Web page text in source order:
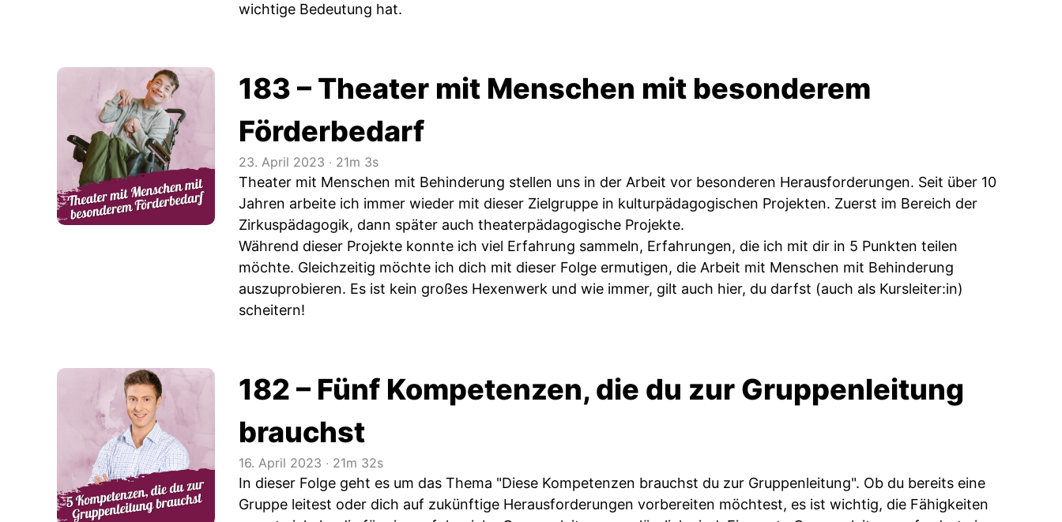
wichtige Bedeutung hat.
183 – Theater mit Menschen mit besonderem
Förderbedarf
23. April 2023 ‧ 21m 3s
Theater mit Menschen mit Behinderung stellen uns in der Arbeit vor besonderen Herausforderungen. Seit über 10
Jahren arbeite ich immer wieder mit dieser Zielgruppe in kulturpädagogischen Projekten. Zuerst im Bereich der
Zirkuspädagogik, dann später auch theaterpädagogische Projekte.
Während dieser Projekte konnte ich viel Erfahrung sammeln, Erfahrungen, die ich mit dir in 5 Punkten teilen
möchte. Gleichzeitig möchte ich dich mit dieser Folge ermutigen, die Arbeit mit Menschen mit Behinderung
auszuprobieren. Es ist kein großes Hexenwerk und wie immer, gilt auch hier, du darfst (auch als Kursleiter:in)
scheitern!
182 – Fünf Kompetenzen, die du zur Gruppenleitung
brauchst
16. April 2023 ‧ 21m 32s
In dieser Folge geht es um das Thema "Diese Kompetenzen brauchst du zur Gruppenleitung". Ob du bereits eine
Gruppe leitest oder dich auf zukünftige Herausforderungen vorbereiten möchtest, es ist wichtig, die Fähigkeiten